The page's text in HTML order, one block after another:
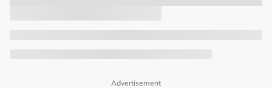
Advertisement